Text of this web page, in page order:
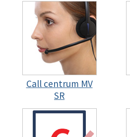
Call centrum MV
SR